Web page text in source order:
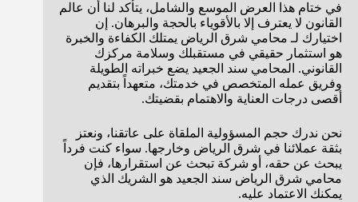
في ختام هذا العرض الموسع والشامل، يتأكد لنا أن عالم
القانون لا يعترف إلا بالأقوياء بالحجة والبرهان. إن
اختيارك لـ محامي شرق الرياض يمتلك الكفاءة والخبرة
هو استثمار حقيقي في مستقبلك وسلامة مركزك
القانوني. المحامي سند الجعيد يضع خبراته الطويلة
وفريق عمله المتخصص في خدمتك، متعهداً بتقديم
أقصى درجات العناية والاهتمام بقضيتك.
نحن ندرك حجم المسؤولية الملقاة على عاتقنا، ونعتز
بثقة عملائنا في شرق الرياض وخارجها. سواء كنت فرداً
يبحث عن حقه، أو شركة تبحث عن استقرارها، فإن
محامي شرق الرياض سند الجعيد هو الشريك الذي
يمكنك الاعتماد عليه.